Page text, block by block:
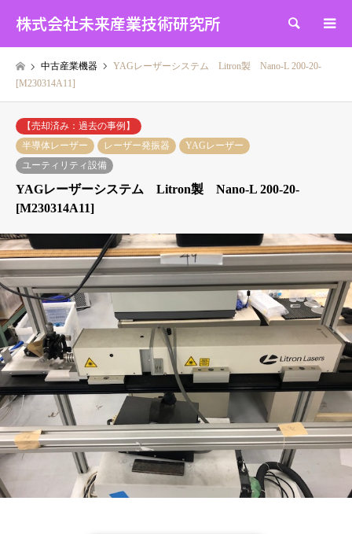
株式会社未来産業技術研究所 検索
中古産業機器
YAGレーザーシステム Litron製 Nano-L 200-20-
[M230314A11]
【売却済み：過去の事例】
半導体レーザー
レーザー発振器
YAGレーザー
ユーティリティ設備
YAGレーザーシステム Litron製 Nano-L 200-20-
[M230314A11]